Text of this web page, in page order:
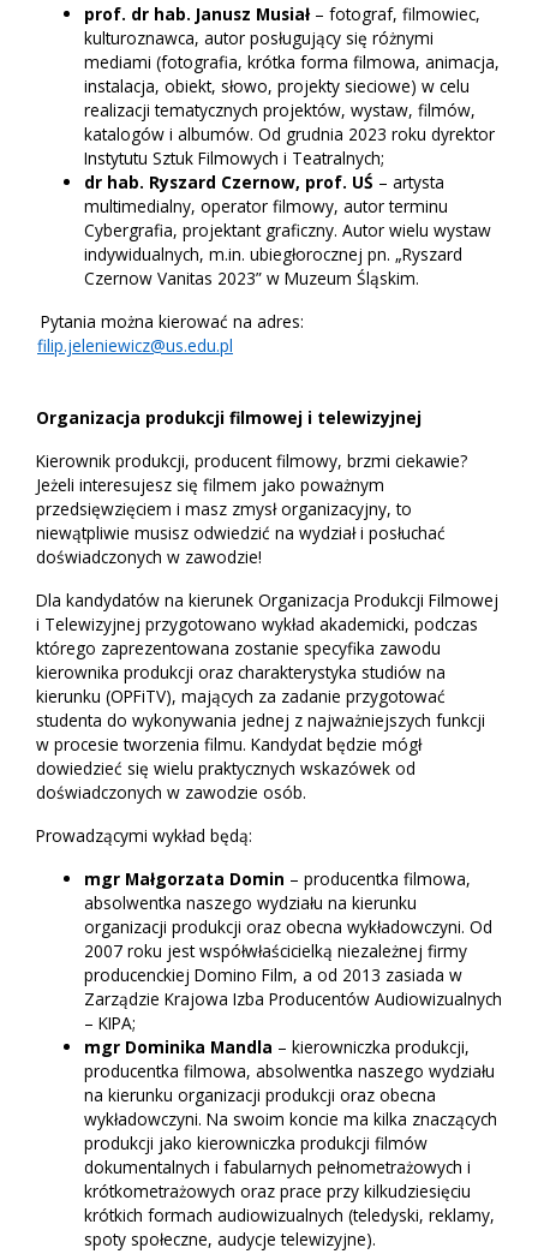
prof. dr hab. Janusz Musiał– fotograf, filmowiec,
kulturoznawca, autor posługujący się różnymi
mediami (fotografia, krótka forma filmowa, animacja,
instalacja, obiekt, słowo, projekty sieciowe) w celu
realizacji tematycznych projektów, wystaw, filmów,
katalogów i albumów. Od grudnia 2023 roku dyrektor
Instytutu Sztuk Filmowych i Teatralnych;
dr hab. Ryszard Czernow, prof. UŚ – artysta
multimedialny, operator filmowy, autor terminu
Cybergrafia, projektant graficzny. Autor wielu wystaw
indywidualnych, m.in. ubiegłorocznej pn. „Ryszard
Czernow Vanitas 2023” w Muzeum Śląskim.
Pytania można kierować na adres:
filip.jeleniewicz@us.edu.pl
Organizacja produkcji filmowej i telewizyjnej
Kierownik produkcji, producent filmowy, brzmi ciekawie?
Jeżeli interesujesz się filmem jako poważnym
przedsięwzięciem i masz zmysł organizacyjny, to
niewątpliwie musisz odwiedzić na wydział i posłuchać
doświadczonych w zawodzie!
Dla kandydatów na kierunek Organizacja Produkcji Filmowej
i Telewizyjnej przygotowano wykład akademicki, podczas
którego zaprezentowana zostanie specyfika zawodu
kierownika produkcji oraz charakterystyka studiów na
kierunku (OPFiTV), mających za zadanie przygotować
studenta do wykonywania jednej z najważniejszych funkcji
w procesie tworzenia filmu. Kandydat będzie mógł
dowiedzieć się wielu praktycznych wskazówek od
doświadczonych w zawodzie osób.
Prowadzącymi wykład będą:
mgr Małgorzata Domin – producentka filmowa,
absolwentka naszego wydziału na kierunku
organizacji produkcji oraz obecna wykładowczyni. Od
2007 roku jest współwłaścicielką niezależnej firmy
producenckiej Domino Film, a od 2013 zasiada w
Zarządzie Krajowa Izba Producentów Audiowizualnych
– KIPA;
mgr Dominika Mandla – kierowniczka produkcji,
producentka filmowa, absolwentka naszego wydziału
na kierunku organizacji produkcji oraz obecna
wykładowczyni. Na swoim koncie ma kilka znaczących
produkcji jako kierowniczka produkcji filmów
dokumentalnych i fabularnych pełnometrażowych i
krótkometrażowych oraz prace przy kilkudziesięciu
krótkich formach audiowizualnych (teledyski, reklamy,
spoty społeczne, audycje telewizyjne).